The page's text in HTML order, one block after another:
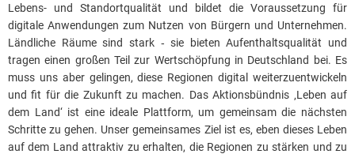
Lebens- und Standortqualität und bildet die Voraussetzung für
digitale Anwendungen zum Nutzen von Bürgern und Unternehmen.
Ländliche Räume sind stark ‑ sie bieten Aufenthaltsqualität und
tragen einen großen Teil zur Wertschöpfung in Deutschland bei. Es
muss uns aber gelingen, diese Regionen digital weiterzuentwickeln
und fit für die Zukunft zu machen. Das Aktionsbündnis ‚Leben auf
dem Land‘ ist eine ideale Plattform, um gemeinsam die nächsten
Schritte zu gehen. Unser gemeinsames Ziel ist es, eben dieses Leben
auf dem Land attraktiv zu erhalten, die Regionen zu stärken und zu